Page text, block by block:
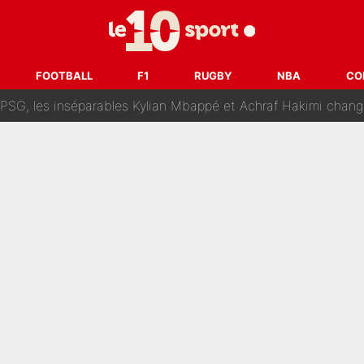
FOOTBALL F1 RUGBY NBA
Kanté : Comme Yan Diomandé, les deux champions du
La Chaîne L’Équipe : Même Olivier Ménard n’avait pas pu empêcher son départ,
les inséparables Kylian Mbappé et Achraf Hakimi